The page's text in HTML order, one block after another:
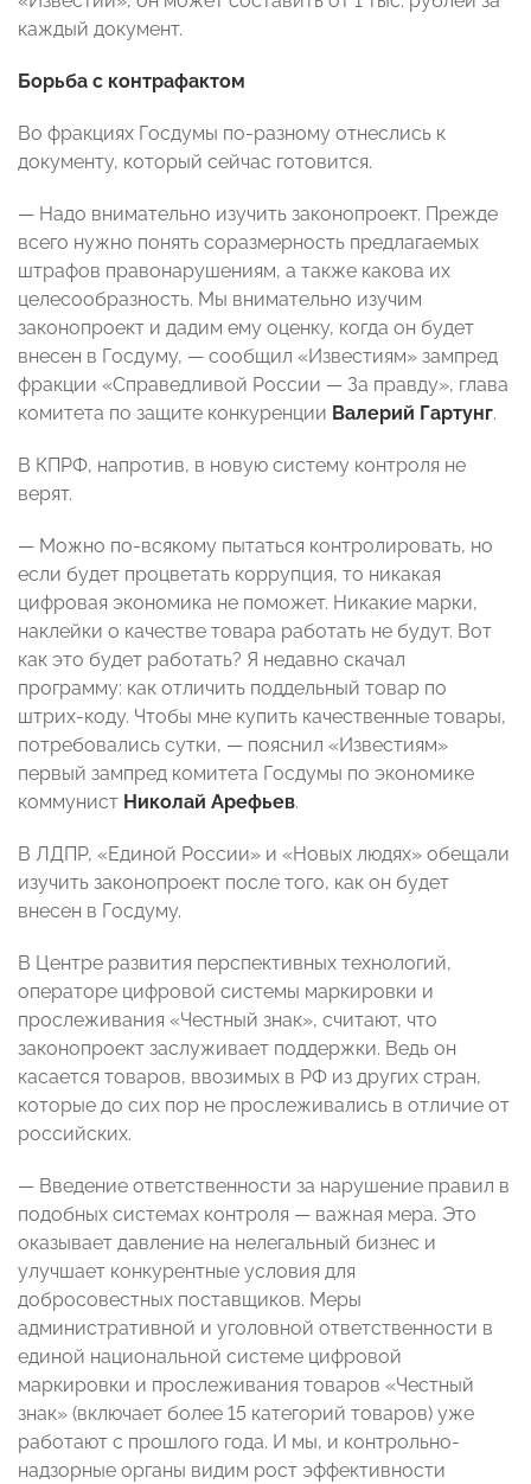
каждый документ.
Борьба с контрафактом
Во фракциях Госдумы по-разному отнеслись к
документу, который сейчас готовится.
— Надо внимательно изучить законопроект. Прежде
всего нужно понять соразмерность предлагаемых
штрафов правонарушениям, а также какова их
целесообразность. Мы внимательно изучим
законопроект и дадим ему оценку, когда он будет
внесен в Госдуму, — сообщил «Известиям» зампред
фракции «Справедливой России — За правду», глава
комитета по защите конкуренции Валерий Гартунг.
В КПРФ, напротив, в новую систему контроля не
верят.
— Можно по-всякому пытаться контролировать, но
если будет процветать коррупция, то никакая
цифровая экономика не поможет. Никакие марки,
наклейки о качестве товара работать не будут. Вот
как это будет работать? Я недавно скачал
программу: как отличить поддельный товар по
штрих-коду. Чтобы мне купить качественные товары,
потребовались сутки, — пояснил «Известиям»
первый зампред комитета Госдумы по экономике
коммунист Николай Арефьев.
В ЛДПР, «Единой России» и «Новых людях» обещали
изучить законопроект после того, как он будет
внесен в Госдуму.
В Центре развития перспективных технологий,
операторе цифровой системы маркировки и
прослеживания «Честный знак», считают, что
законопроект заслуживает поддержки. Ведь он
касается товаров, ввозимых в РФ из других стран,
которые до сих пор не прослеживались в отличие от
российских.
— Введение ответственности за нарушение правил в
подобных системах контроля — важная мера. Это
оказывает давление на нелегальный бизнес и
улучшает конкурентные условия для
добросовестных поставщиков. Меры
административной и уголовной ответственности в
единой национальной системе цифровой
маркировки и прослеживания товаров «Честный
знак» (включает более 15 категорий товаров) уже
работают с прошлого года. И мы, и контрольно-
надзорные органы видим рост эффективности